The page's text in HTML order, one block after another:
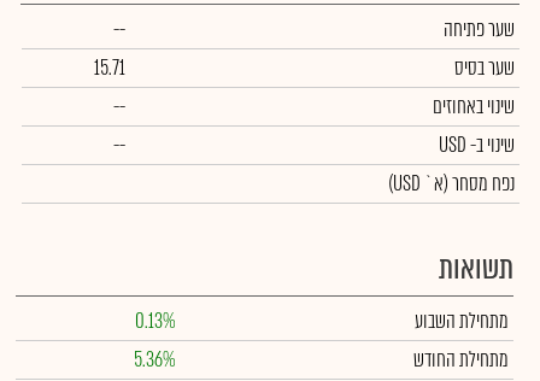
שער פתיחה
--
שער בסיס
15.71
שינוי באחוזים
--
שינויב- USD
--
נפח מסחר(א` USD)
תשואות
מתחילת השבוע
0.13%
מתחילת החודש
5.36%